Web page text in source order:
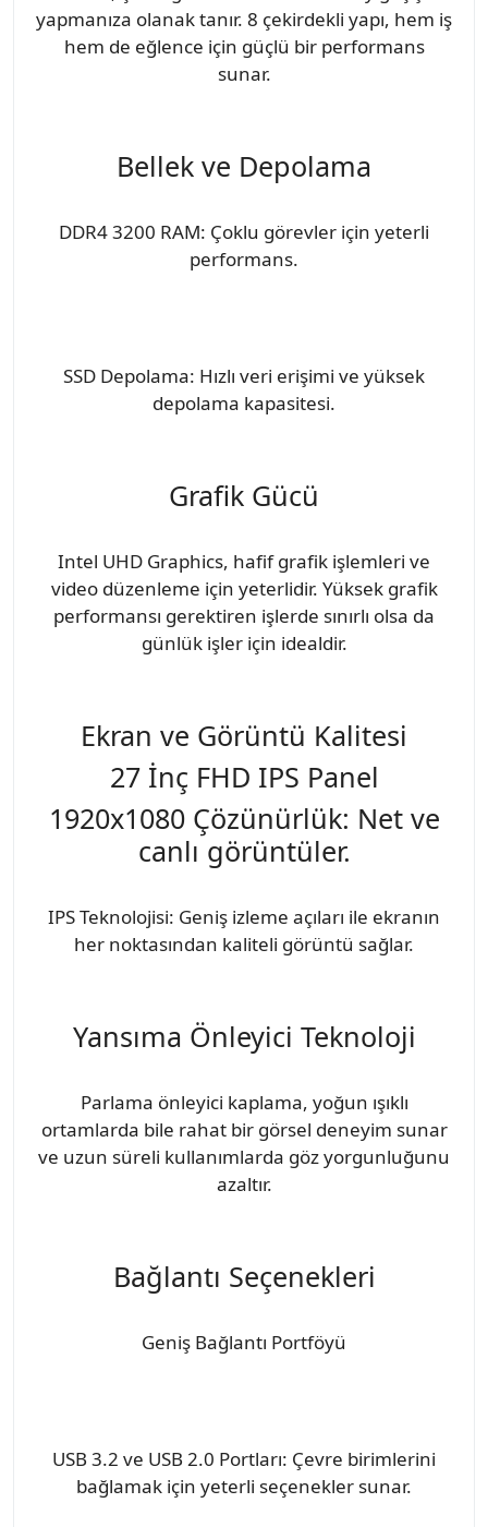
yapmanıza olanak tanır. 8 çekirdekli yapı, hem iş
hem de eğlence için güçlü bir performans
sunar.
Bellek ve Depolama
DDR4 3200 RAM: Çoklu görevler için yeterli
performans.
SSD Depolama: Hızlı veri erişimi ve yüksek
depolama kapasitesi.
Grafik Gücü
Intel UHD Graphics, hafif grafik işlemleri ve
video düzenleme için yeterlidir. Yüksek grafik
performansı gerektiren işlerde sınırlı olsa da
günlük işler için idealdir.
Ekran ve Görüntü Kalitesi
27 İnç FHD IPS Panel
1920x1080 Çözünürlük: Net ve
canlı görüntüler.
IPS Teknolojisi: Geniş izleme açıları ile ekranın
her noktasından kaliteli görüntü sağlar.
Yansıma Önleyici Teknoloji
Parlama önleyici kaplama, yoğun ışıklı
ortamlarda bile rahat bir görsel deneyim sunar
ve uzun süreli kullanımlarda göz yorgunluğunu
azaltır.
Bağlantı Seçenekleri
Geniş Bağlantı Portföyü
USB 3.2 ve USB 2.0 Portları: Çevre birimlerini
bağlamak için yeterli seçenekler sunar.